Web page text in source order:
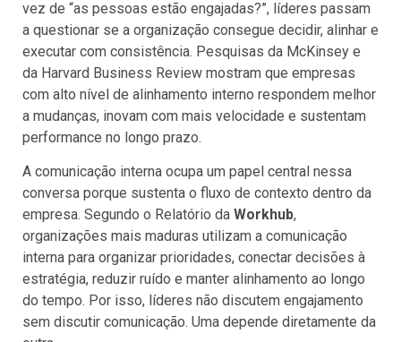
vez de “as pessoas estão engajadas?”, líderes passam
a questionar se a organização consegue decidir, alinhar e
executar com consistência. Pesquisas da McKinsey e
da Harvard Business Review mostram que empresas
com alto nível de alinhamento interno respondem melhor
a mudanças, inovam com mais velocidade e sustentam
performance no longo prazo.
A comunicação interna ocupa um papel central nessa
conversa porque sustenta o fluxo de contexto dentro da
empresa. Segundo o Relatório da Workhub,
organizações mais maduras utilizam a comunicação
interna para organizar prioridades, conectar decisões à
estratégia, reduzir ruído e manter alinhamento ao longo
do tempo. Por isso, líderes não discutem engajamento
sem discutir comunicação. Uma depende diretamente da